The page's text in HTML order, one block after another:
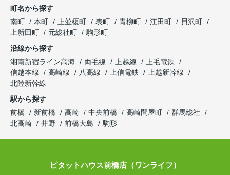
町名から探す
南町
本町 上並榎町 表町 青柳町 江田町
貝沢町
上新田町
元総社町
駒形町
沿線から探す
湘南新宿ライン高海
両毛線 上越線
上毛電鉄
信越本線
高崎線 八高線 上信電鉄
上越新幹線
北陸新幹線
駅から探す
前橋
新前橋 高崎 中央前橋 高崎問屋町
群馬総社
北高崎
井野 前橋大島 駒形
ピタットハウス前橋店（ワンライフ）